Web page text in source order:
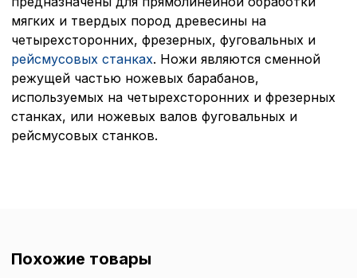
мягких и твердых пород древесины на
четырехсторонних, фрезерных, фуговальных и
рейсмусовых станках. Ножи являются сменной
режущей частью ножевых барабанов,
используемых на четырехсторонних и фрезерных
станках, или ножевых валов фуговальных и
рейсмусовых станков.
Похожие товары